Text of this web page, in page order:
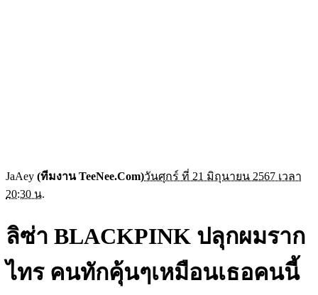
JaAey (ทีมงาน TeeNee.Com)วันศุกร์ ที่ 21 มิถุนายน 2567 เวลา
20:30 น.
ลิซ่า BLACKPINK ปลุกผมราก
ไทร คนทักคุ้นๆเหมือนเธอคนนี้